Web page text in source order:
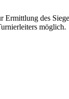
des
möglich.